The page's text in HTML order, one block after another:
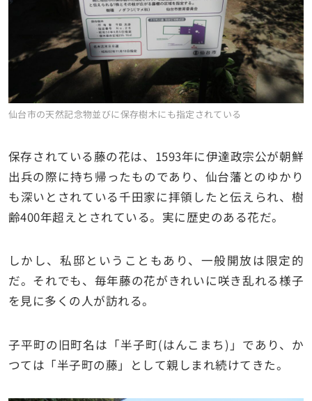
仙台市の天然記念物並びに保存樹木にも指定されている
保存されている藤の花は、1593年に伊達政宗公が朝鮮
出兵の際に持ち帰ったものであり、仙台藩とのゆかり
も深いとされている千田家に拝領したと伝えられ、樹
齢400年超えとされている。実に歴史のある花だ。
しかし、私邸ということもあり、一般開放は限定的
だ。それでも、毎年藤の花がきれいに咲き乱れる様子
を見に多くの人が訪れる。
子平町の旧町名は「半子町(はんこまち)」であり、か
つては「半子町の藤」として親しまれ続けてきた。